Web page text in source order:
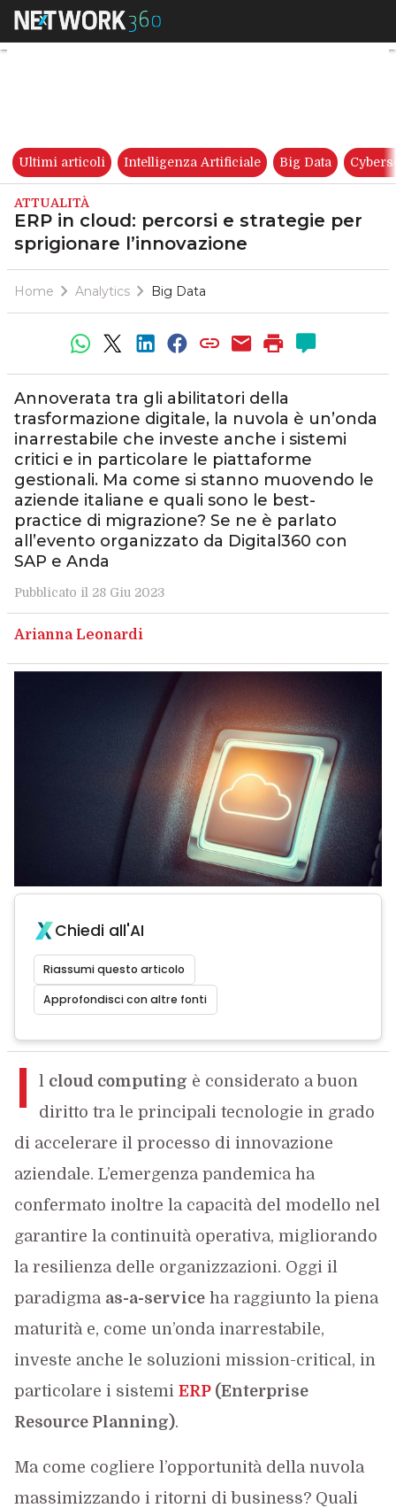
ERP in cloud: percorsi e
Ultimi articoli Intelligenza Artificiale Big Data
ATTUALITÀ
ERP in cloud: percorsi e strategie per
sprigionare l’innovazione
Home Analytics Big Data
Annoverata tra gli abilitatori della
trasformazione digitale, la nuvola è un’onda
inarrestabile che investe anche i sistemi
critici e in particolare le piattaforme
gestionali. Ma come si stanno muovendo le
aziende italiane e quali sono le best-
practice di migrazione? Se ne è parlato
all’evento organizzato da Digital360 con
SAP e Anda
Pubblicato il 28 Giu 2023
Arianna Leonardi
Chiedi all'AI
Riassumi questo articolo
Approfondisci con altre fonti
I l cloud computing è considerato a buon
diritto tra le principali tecnologie in grado
di accelerare il processo di innovazione
aziendale. L’emergenza pandemica ha
confermato inoltre la capacità del modello nel
garantire la continuità operativa, migliorando
la resilienza delle organizzazioni. Oggi il
paradigma as-a-serviceha raggiunto la piena
maturità e, come un’onda inarrestabile,
investe anche le soluzioni mission-critical, in
particolare i sistemi ERP(Enterprise
Resource Planning).
Ma come cogliere l’opportunità della nuvola
massimizzando i ritorni di business? Quali